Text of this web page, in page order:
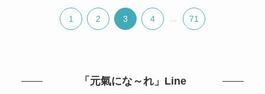
1 2 3 4 71
「元氣にな～れ」Line